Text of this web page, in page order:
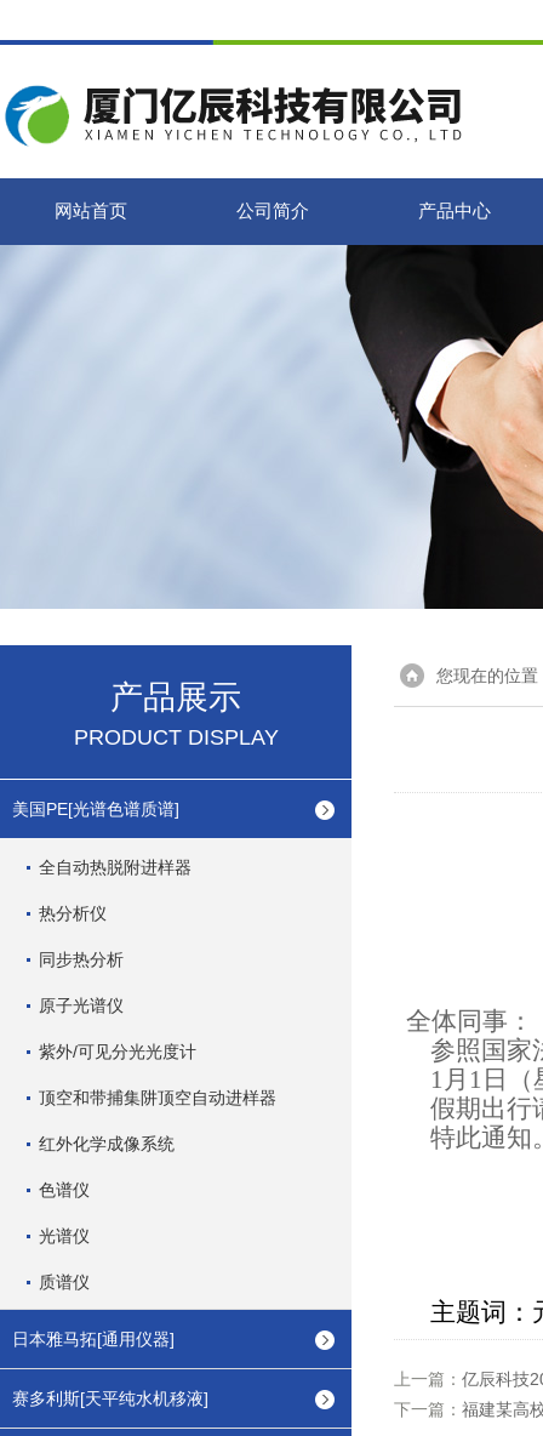
网站首页 公司简介 产品中心
产品展示
PRODUCT DISPLAY
美国PE[光谱色谱质谱]
全自动热脱附进样器
热分析仪
同步热分析
原子光谱仪
紫外/可见分光光度计
顶空和带捕集阱顶空自动进样器
红外化学成像系统
色谱仪
光谱仪
质谱仪
日本雅马拓[通用仪器]
赛多利斯[天平纯水机移液]
您现在的位置
全体同事：
参照国家
1 月1日
假期出行
特此通知
主题词 ：
上一篇： 亿辰科技
下一篇： 福建某高